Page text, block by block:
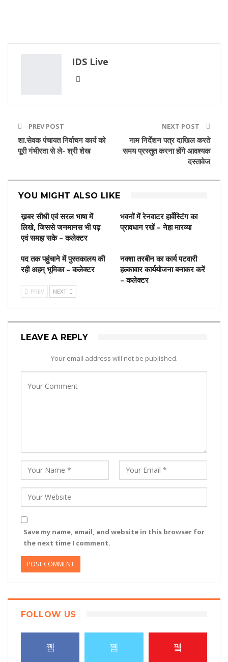
IDS Live
PREV POST
शा.सेवक पंचायत निर्वाचन कार्य को
पूरी गंभीरता से ले- श्री शेख
NEXT POST
नाम निर्देशन पत्र दाखिल करते
समय प्रस्तुत करना होंगे आवश्यक
दस्तावेज
YOU MIGHT ALSO LIKE
ख़बर सीधी एवं सरल भाषा में
लिखे, जिससे जनमानस भी पढ़
एवं समझ सके – कलेक्टर
भवनों में रेनवाटर हार्वेस्टिंग का
प्रावधान रखें – नेहा मारव्या
पद तक पहुंचाने में पुस्‍तकालय की
रही अहम् भूमिका – कलेक्‍टर
नक्शा तरबीन का कार्य पटवारी
हल्कावार कार्ययोजना बनाकर करें
– कलेक्टर
PREV NEXT
LEAVE A REPLY
Your email address will not be published.
Save my name, email, and website in this browser for
the next time I comment.
FOLLOW US